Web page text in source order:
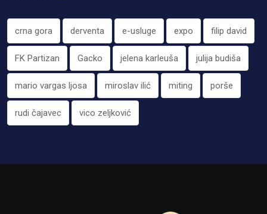
crna gora derventa e-usluge expo filip david
FK Partizan Gacko jelena karleuša julija budiša
mario vargas ljosa miroslav ilić miting porše
rudi čajavec vico zeljković